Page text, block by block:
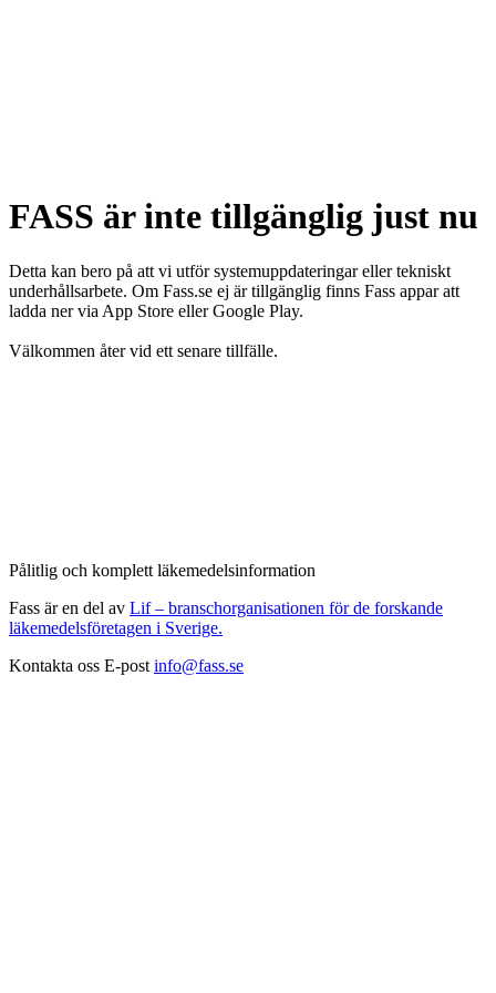
FASS är inte tillgänglig just nu
Detta kan bero på att vi utför systemuppdateringar eller tekniskt
underhållsarbete. Om Fass.se ej är tillgänglig finns Fass appar att
ladda ner via App Store eller Google Play.
Välkommen åter vid ett senare tillfälle.
Pålitlig och komplett läkemedelsinformation
Fass är en del av Lif – branschorganisationen för de forskande
läkemedelsföretagen i Sverige.
Kontakta oss E-post info@fass.se